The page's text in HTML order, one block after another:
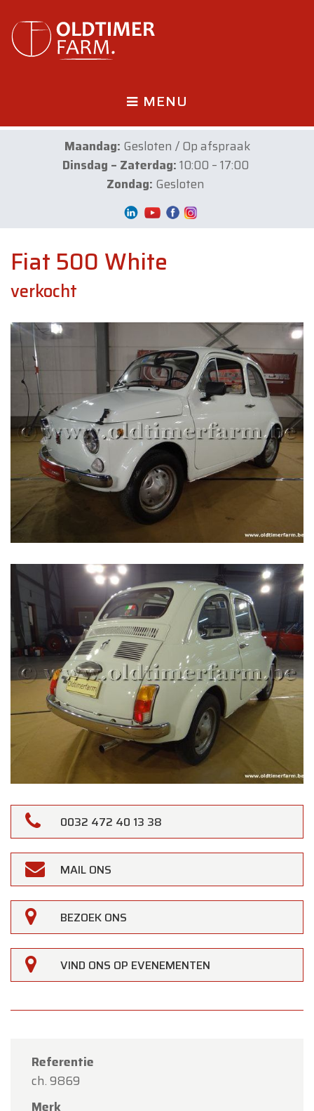
MENU
Maandag: Gesloten / Op afspraak
Dinsdag – Zaterdag:10:00 – 17:00
Zondag: Gesloten
Fiat 500 White
verkocht
0032 472 40 13 38
MAIL ONS
BEZOEK ONS
VIND ONS OP EVENEMENTEN
Referentie
ch. 9869
Merk